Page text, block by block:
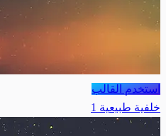
استخدم القالب
خلفية طبيعية 1